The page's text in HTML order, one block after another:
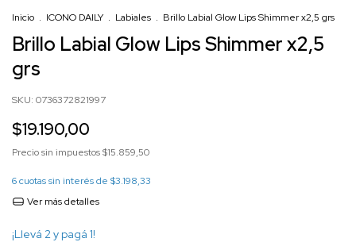
Inicio . ICONO DAILY . Labiales . Brillo Labial Glow Lips Shimmer x2,5 grs
Brillo Labial Glow Lips Shimmer x2,5
grs
SKU: 0736372821997
$19.190,00
Precio sin impuestos$15.859,50
6cuotas sin interés de $3.198,33
Ver más detalles
¡Llevá 2 y pagá 1!